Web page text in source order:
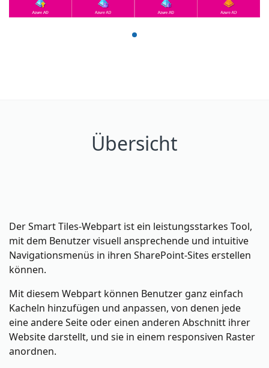
Übersicht
Der Smart Tiles-Webpart ist ein leistungsstarkes Tool,
mit dem Benutzer visuell ansprechende und intuitive
Navigationsmenüs in ihren SharePoint-Sites erstellen
können.
Mit diesem Webpart können Benutzer ganz einfach
Kacheln hinzufügen und anpassen, von denen jede
eine andere Seite oder einen anderen Abschnitt ihrer
Website darstellt, und sie in einem responsiven Raster
anordnen.